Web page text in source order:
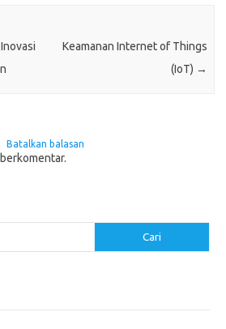
Keamanan Internet of Things
(IoT) →
Batalkan balasan
Cari